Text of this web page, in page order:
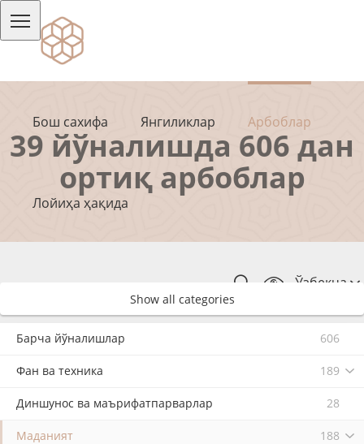
Бош сахифа Янгиликлар Арбоблар
Лойиҳа ҳақида
Ўзбекча
39 йўналишда 606 дан
ортиқ арбоблар
Show all categories
Барча йўналишлар 606
Фан ва техника 189
Диншунос ва маърифатпарварлар 28
Маданият 188